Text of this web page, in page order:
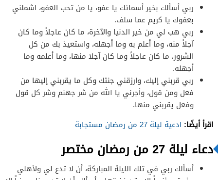
ربي أسألك بخير أسمائك يا عفو، يا من تحب العفو، اشملني
بعفوك يا كريم عما سلف.
ربي هب لي من خير الدنيا والآخرة، ما كان عاجلاً وما كان
آجلاً منه، وما أعلم به وما أجهله، واستعيذ بك من كل
الشرور، ما كان عاجلاً وما كان آجلا منها، وما أعلمه وما
أجهله.
ربي قربني إليك، وارزقني جنتك وكل ما يقربني إليها من
فعل ومن قول، وأجرني يا الله من شر جهنم وشر كل قول
وفعل يقربني منها.
اقرأ أيضًا: ادعية ليلة 27 من رمضان مستجابة
دعاء ليلة 27 من رمضان مختصر
أسألك ربي في تلك الليلة المباركة، أن لا تدع لي ولأهلي